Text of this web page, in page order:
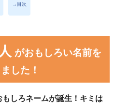
→目次
がおもしろい名前を
した！
しろネームが誕生！キミは